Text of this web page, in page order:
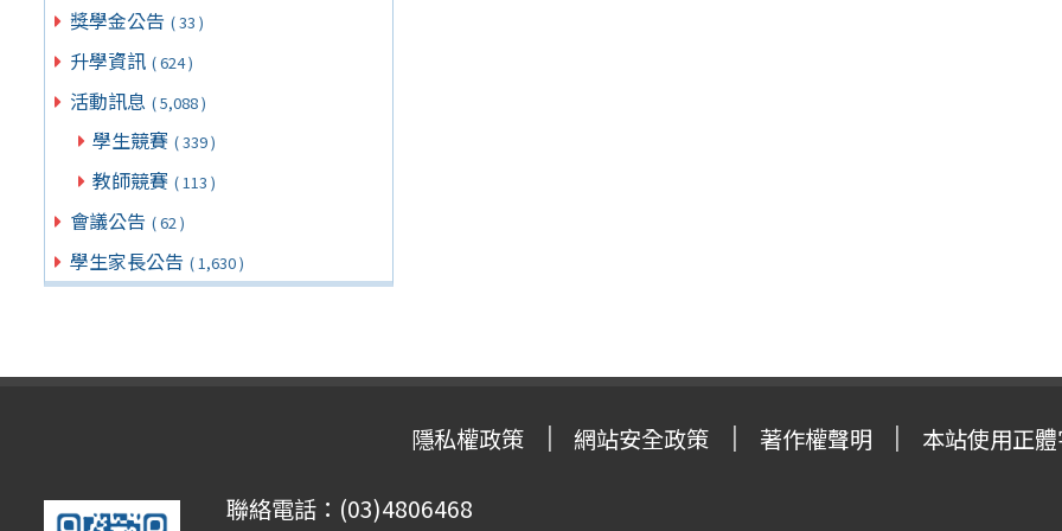
獎學金公告 ( 33 )
升學資訊 ( 624 )
活動訊息 ( 5,088 )
學生競賽 ( 339 )
教師競賽 ( 113 )
會議公告 ( 62 )
學生家長公告 ( 1,630 )
隱私權政策 網站安全政策 著作權聲明 本站使用正
聯絡電話：(03)4806468